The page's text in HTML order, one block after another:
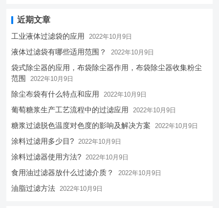
近期文章
工业液体过滤袋的应用 2022年10月9日
液体过滤袋有哪些适用范围？ 2022年10月9日
袋式除尘器的应用，布袋除尘器作用，布袋除尘器收集粉尘
范围
2022年10月9日
除尘布袋有什么特点和应用 2022年10月9日
葡萄糖浆生产工艺流程中的过滤应用 2022年10月9日
糖浆过滤脱色温度对色度的影响及解决方案 2022年10月9日
涂料过滤用多少目? 2022年10月9日
涂料过滤器使用方法? 2022年10月9日
食用油过滤器放什么过滤介质？ 2022年10月9日
油脂过滤方法 2022年10月9日